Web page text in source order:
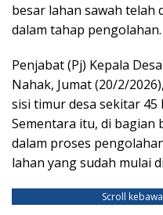
besar lahan sawah telah
dalam tahap pengolahan.
Penjabat (Pj) Kepala
Nahak, Jumat (20/2/
sisi timur desa sekitar
Sementara itu, di bagian
dalam proses
lahan yang sudah mulai
Scroll